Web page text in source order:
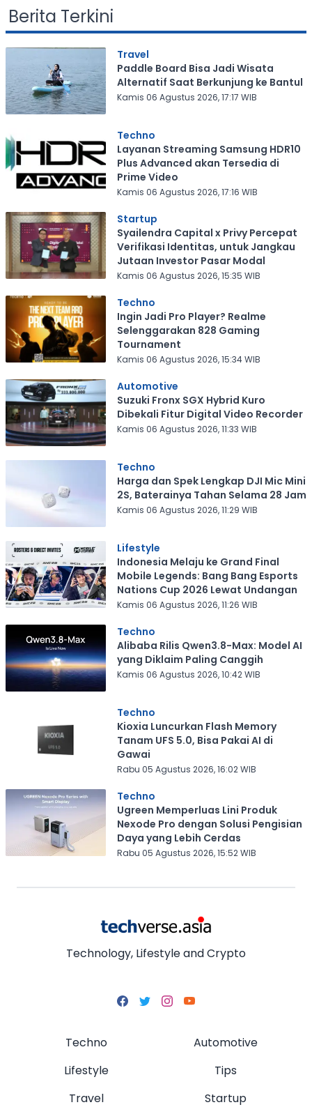
Berita Terkini
Travel
Paddle Board Bisa Jadi Wisata
Alternatif Saat Berkunjung ke Bantul
Kamis 06 Agustus 2026, 17:17 WIB
Techno
Layanan Streaming Samsung HDR10
Plus Advanced akan Tersedia di
Prime Video
Kamis 06 Agustus 2026, 17:16 WIB
Startup
Syailendra Capital x Privy Percepat
Verifikasi Identitas, untuk Jangkau
Jutaan Investor Pasar Modal
Kamis 06 Agustus 2026, 15:35 WIB
Techno
Ingin Jadi Pro Player? Realme
Selenggarakan 828 Gaming
Tournament
Kamis 06 Agustus 2026, 15:34 WIB
Automotive
Suzuki Fronx SGX Hybrid Kuro
Dibekali Fitur Digital Video Recorder
Kamis 06 Agustus 2026, 11:33 WIB
Techno
Harga dan Spek Lengkap DJI Mic Mini
2S, Baterainya Tahan Selama 28 Jam
Kamis 06 Agustus 2026, 11:29 WIB
Lifestyle
Indonesia Melaju ke Grand Final
Mobile Legends: Bang Bang Esports
Nations Cup 2026 Lewat Undangan
Kamis 06 Agustus 2026, 11:26 WIB
Techno
Alibaba Rilis Qwen3.8-Max: Model AI
yang Diklaim Paling Canggih
Kamis 06 Agustus 2026, 10:42 WIB
Techno
Kioxia Luncurkan Flash Memory
Tanam UFS 5.0, Bisa Pakai AI di
Gawai
Rabu 05 Agustus 2026, 16:02 WIB
Techno
Ugreen Memperluas Lini Produk
Nexode Pro dengan Solusi Pengisian
Daya yang Lebih Cerdas
Rabu 05 Agustus 2026, 15:52 WIB
Technology, Lifestyle and Crypto
Techno
Lifestyle
Travel
Automotive
Tips
Startup